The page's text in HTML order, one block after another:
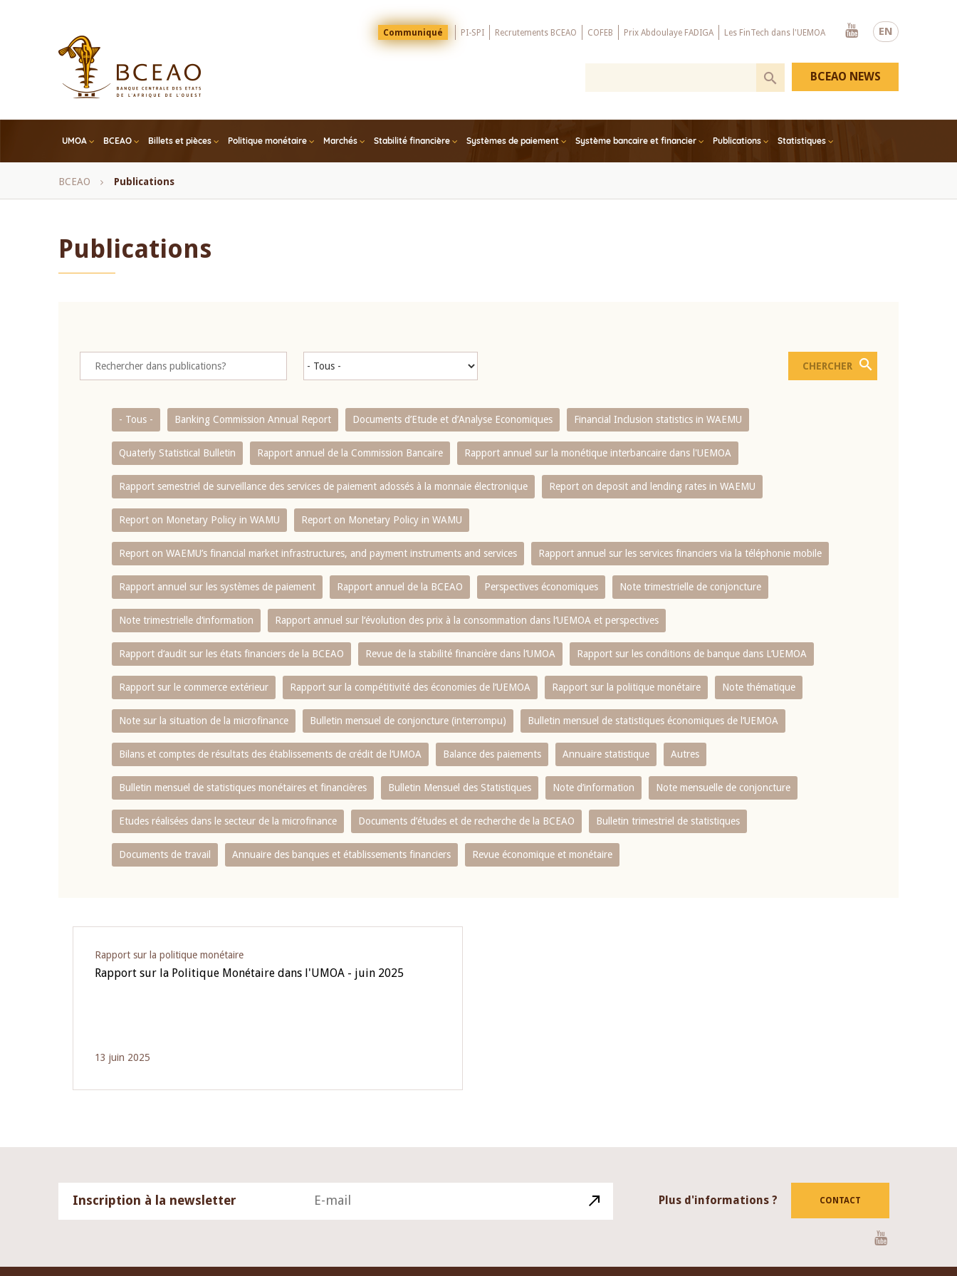
EN
Menu
Top
Communiqué PI-SPI Recrutements BCEAO COFEB Prix Abdoulaye FADIGA Les FinTech dans l'UEMOA
Youtube
UMOA BCEAO Billets et pièces Politique monétaire Marchés Stabilité financière Systèmes de paiement Système bancaire et financier Publications Statistiques
BCEAO NEWS
Fil
BCEAO Publications
Publications
- Tous - Banking Commission Annual Report Documents d’Etude et d’Analyse Economiques Financial Inclusion statistics in WAEMU
Quaterly Statistical Bulletin Rapport annuel de la Commission Bancaire Rapport annuel sur la monétique interbancaire dans l'UEMOA
Rapport semestriel de surveillance des services de paiement adossés à la monnaie électronique Report on deposit and lending rates in WAEMU
Report on Monetary Policy in WAMU Report on Monetary Policy in WAMU
Report on WAEMU’s financial market infrastructures, and payment instruments and services Rapport annuel sur les services financiers via la téléphonie mobile
Rapport annuel sur les systèmes de paiement Rapport annuel de la BCEAO Perspectives économiques Note trimestrielle de conjoncture
Note trimestrielle d‘information Rapport annuel sur l‘évolution des prix à la consommation dans l‘UEMOA et perspectives
Rapport d‘audit sur les états financiers de la BCEAO Revue de la stabilité financière dans l‘UMOA Rapport sur les conditions de banque dans L‘UEMOA
Rapport sur le commerce extérieur Rapport sur la compétitivité des économies de l‘UEMOA Rapport sur la politique monétaire Note thématique
Note sur la situation de la microfinance Bulletin mensuel de conjoncture (interrompu) Bulletin mensuel de statistiques économiques de l‘UEMOA
Bilans et comptes de résultats des établissements de crédit de l‘UMOA Balance des paiements Annuaire statistique Autres
Bulletin mensuel de statistiques monétaires et financières Bulletin Mensuel des Statistiques Note d’information Note mensuelle de conjoncture
Etudes réalisées dans le secteur de la microfinance Documents d’études et de recherche de la BCEAO Bulletin trimestriel de statistiques
Documents de travail Annuaire des banques et établissements financiers Revue économique et monétaire
Rapport sur la politique monétaire
Rapport sur la Politique Monétaire dans l'UMOA - juin 2025
13 juin 2025
Inscription à la newsletter Plus d'informations ? CONTACT